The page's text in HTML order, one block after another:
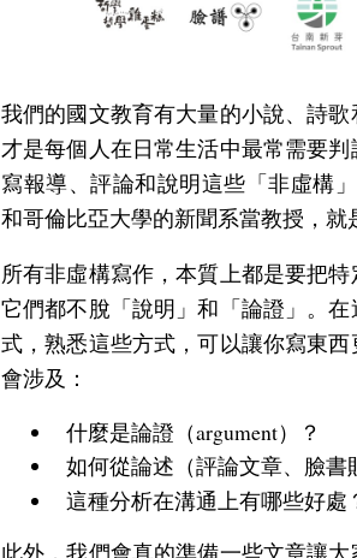
我們的國文教育有大量的小說、詩
才是每個人在日常生活中最常需要判
寫報導、評論和說明這些「非虛構
和哥倫比亞大學的新聞系當教授，就
所有非虛構寫作，本質上都是要把
它們都不脫「說明」和「論證」。
式，熟悉這些方式，可以讓你寫東
會涉及：
什麼是論證（argument）？
如何從論述（評論文章、臉書
這種分析在溝通上有哪些好處